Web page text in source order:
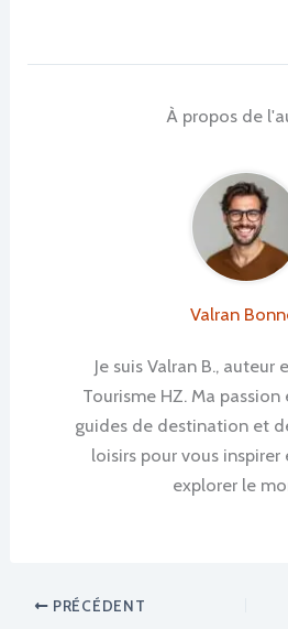
À propos de
Valran
Je suis Valran B.,
Tourisme HZ. Ma
guides de destination et
loisirs pour vous inspirer
explorer le
PRÉCÉDENT